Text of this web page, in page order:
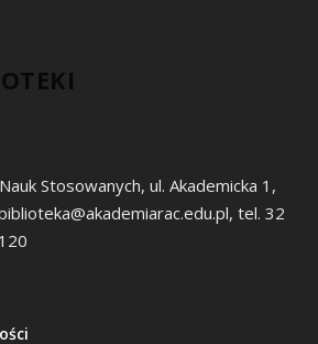
Stosowanych, ul. Akademicka 1,
tel. 32